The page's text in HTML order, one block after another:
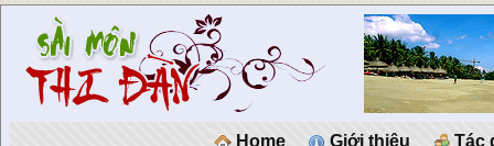
Home Giới thiệu Tác